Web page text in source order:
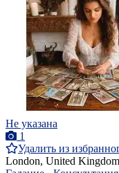
Не указана
1
Удалить из
London, United Kingdom